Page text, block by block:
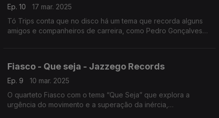
Ep. 10
17 mar. 2025
Tó Trips conta que no disco há um tema que recorda alguns
amigos e companheiros de carreira, como Pedro Gonçalves
Fiasco - Que seja - Jazzego Records
Ep. 9
10 mar. 2025
O quarteto Fiasco com o tema “Que Seja” que explora a
urgência do movimento e a superação da inércia,